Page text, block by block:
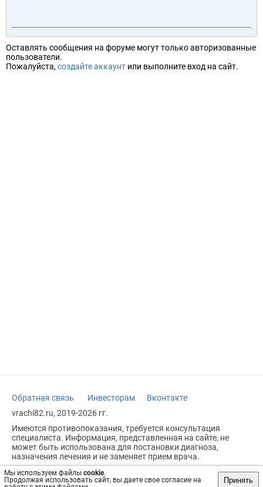
Мы используем файлы cookie.
Продолжая использовать сайт, вы даете свое согласие на
Принять
Оставлять сообщения на форуме могут только авторизованные
пользователи.
Пожалуйста, создайте аккаунт или выполните вход на сайт.
Обратная связь Инвесторам
Вконтакте
vrachi82.ru, 2019-2026 гг.
Имеются противопоказания, требуется консультация
специалиста. Информация, представленная на сайте, не
может быть использована для постановки диагноза,
назначения лечения и не заменяет прием врача.
Возрастное ограничение: 18+